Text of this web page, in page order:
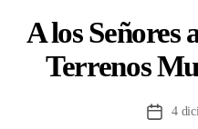
A los Señores
Terrenos
Fecha
4